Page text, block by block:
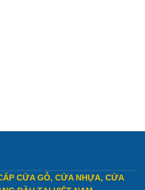
CỬA GỖ, CỬA NHỰA, CỬA